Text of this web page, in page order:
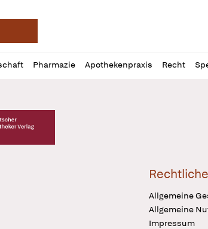
Pharmazie Apothekenpraxis Recht
Verlag Logo
Allgemeine
Allgemeine
Impressum